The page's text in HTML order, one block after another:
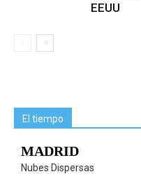
EEUU
El tiempo
MADRID
Nubes Dispersas